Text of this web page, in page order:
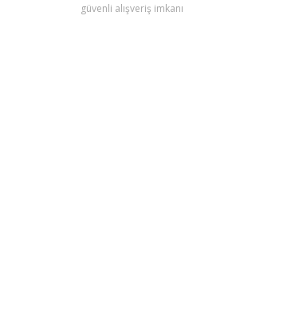
güvenli alışveriş imkanı